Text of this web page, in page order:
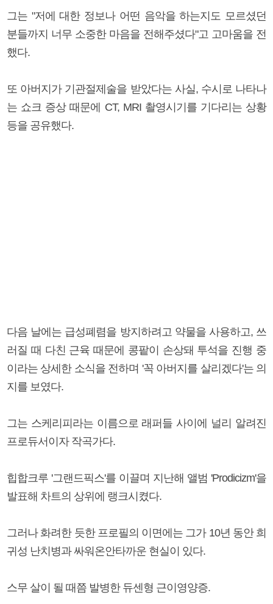
그는 "저에 대한 정보나 어떤 음악을 하는지도 모르셨던
분들까지 너무 소중한 마음을 전해주셨다"고 고마움을 전
했다.
또 아버지가 기관절제술을 받았다는 사실, 수시로 나타나
는 쇼크 증상 때문에 CT, MRI 촬영시기를 기다리는 상황
등을 공유했다.
다음 날에는 급성폐렴을 방지하려고 약물을 사용하고, 쓰
러질 때 다친 근육 때문에 콩팥이 손상돼 투석을 진행 중
이라는 상세한 소식을 전하며 '꼭 아버지를 살리겠다'는 의
지를 보였다.
그는 스케리피라는 이름으로 래퍼들 사이에 널리 알려진
프로듀서이자 작곡가다.
힙합크루 '그랜드픽스'를 이끌며 지난해 앨범 'Prodicizm'을
발표해 차트의 상위에 랭크시켰다.
그러나 화려한 듯한 프로필의 이면에는 그가 10년 동안 희
귀성 난치병과 싸워온안타까운 현실이 있다.
스무 살이 될 때쯤 발병한 듀센형 근이영양증.